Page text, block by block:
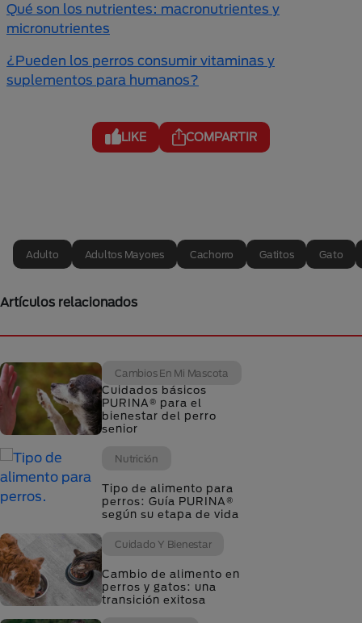
Qué son los nutrientes: macronutrientes y
micronutrientes
¿Pueden los perros consumir vitaminas y
suplementos para humanos?
LIKE COMPARTIR
Adulto Adultos Mayores Cachorro Gatitos Gato
Artículos relacionados
Cambios En Mi Mascota
Cuidados básicos
PURINA® para el
bienestar del perro
senior
Nutrición
Tipo de alimento para
perros: Guía PURINA®
según su etapa de vida
Cuidado Y Bienestar
Cambio de alimento en
perros y gatos: una
transición exitosa